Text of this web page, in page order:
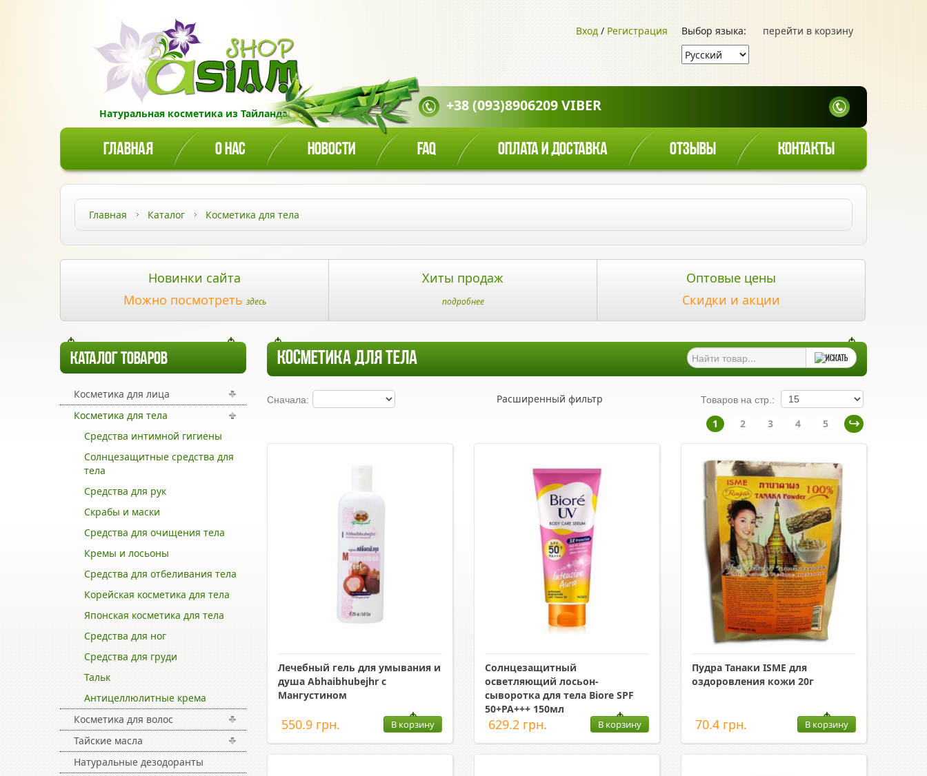
Натуральная косметика из Тайланда!
перейти в корзину
Выбор языка:
Вход / Регистрация
+38 (093)8906209 VIBER
ГЛАВНАЯ О НАС НОВОСТИ FAQ ОПЛАТА И ДОСТАВКА ОТЗЫВЫ КОНТАКТЫ
Главная Каталог Косметика для тела
Новинки сайта
Можно посмотреть здесь
Хиты продаж
подробнее
Оптовые цены
Скидки и акции
КАТАЛОГ ТОВАРОВ
Косметика для лица
Косметика для тела
Средства интимной гигиены
Солнцезащитные средства для
тела
Средства для рук
Скрабы и маски
Средства для очищения тела
Кремы и лосьоны
Средства для отбеливания тела
Корейская косметика для тела
Японская косметика для тела
Средства для ног
Средства для груди
Тальк
Антицеллюлитные крема
Косметика для волос
Тайские масла
Натуральные дезодоранты
КОСМЕТИКА ДЛЯ ТЕЛА
Сначала: Расширенный фильтр Товаров на стр.:
1 2 3 4 5
Лечебный гель для умывания и
душа Abhaibhubejhr с
Мангустином
550.9 грн. В корзину
Солнцезащитный
осветляющий лосьон-
сыворотка для тела Biore SPF
50+PA+++ 150мл
629.2 грн. В корзину
Пудра Танаки ISME для
оздоровления кожи 20г
70.4 грн. В корзину